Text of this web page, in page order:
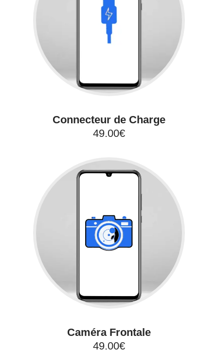
Connecteur de Charge
49.00€
Caméra Frontale
49.00€